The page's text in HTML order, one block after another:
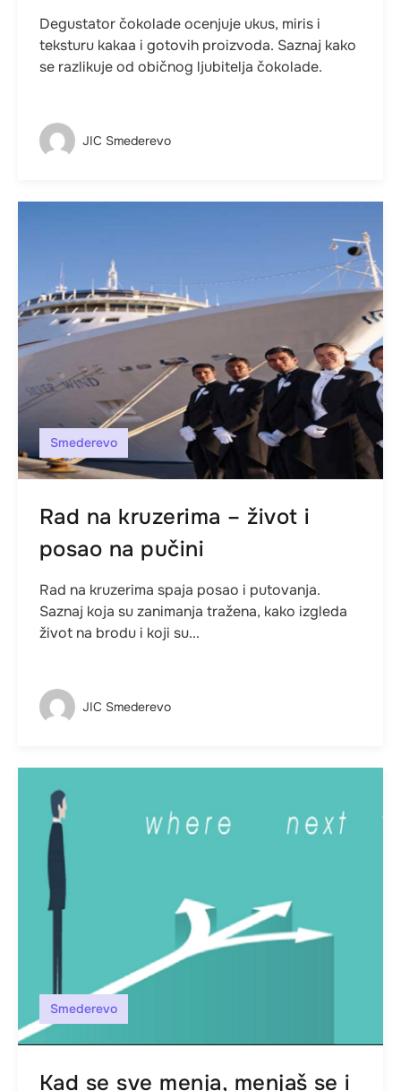
Degustator čokolade ocenjuje ukus, miris i
teksturu kakaa i gotovih proizvoda. Saznaj kako
se razlikuje od običnog ljubitelja čokolade.
JIC Smederevo
Smederevo
Rad na kruzerima – život i
posao na pučini
Rad na kruzerima spaja posao i putovanja.
Saznaj koja su zanimanja tražena, kako izgleda
život na brodu i koji su...
JIC Smederevo
Smederevo
Kad se sve menja, menjaš se i